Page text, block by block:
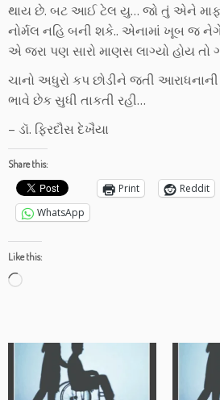
થાય છે. બટ આઈ ટેલ યુ… જો તું એને માફ
નોર્મલ નહિ બની શકે.. એનામાં ખૂબ જ
એ જરા પણ સારો માણસ લાગ્યો હોય તો
ચાનો અધુરો કપ છોડીને જતી
ભાવે છેક સુધી તાકતી રહી…
– ડૉ. ફિરદૌસ દેખૈયા
Share this:
Print Reddit
WhatsApp
Like this:
Loading…